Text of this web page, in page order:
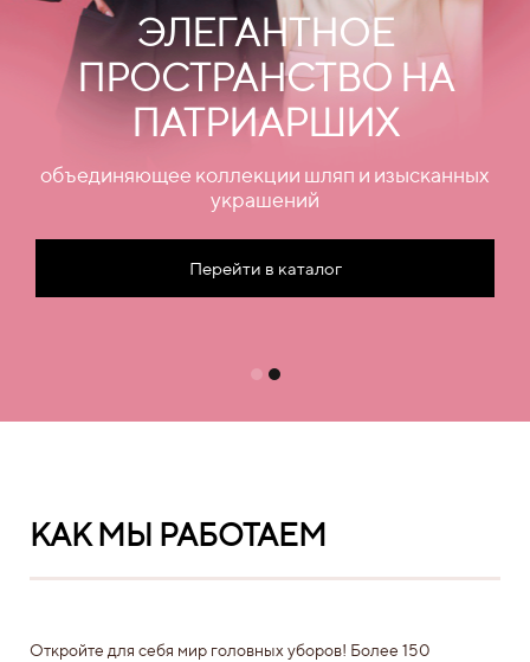
ЭЛЕГАНТНОЕ
ПРОСТРАНСТВО НА
ПАТРИАРШИХ
объединяющее коллекции шляп и изысканных
украшений
Перейти в каталог
КАК МЫ РАБОТАЕМ
Откройте для себя мир головных уборов! Более 150